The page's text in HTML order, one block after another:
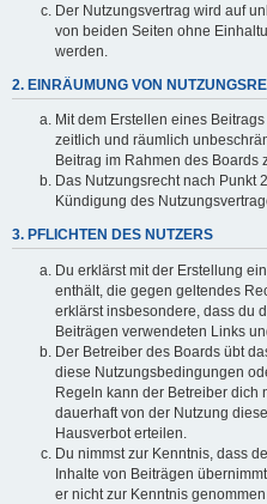
Der Nutzungsvertrag wird auf
von beiden Seiten ohne
werden.
2. EINRÄUMUNG VON
Mit dem Erstellen eines
zeitlich und räumlich
Beitrag im Rahmen des Boards
Das Nutzungsrecht nach Punkt
Kündigung des
3. PFLICHTEN DES NUTZERS
Du erklärst mit der Erstellung
enthält, die gegen geltendes
erklärst insbesondere, dass du
Beiträgen verwendeten Links
Der Betreiber des Boards übt
diese Nutzungsbedingungen
Regeln kann der Betreiber dich
dauerhaft von der Nutzung
Hausverbot erteilen.
Du nimmst zur Kenntnis, dass
Inhalte von Beiträgen
er nicht zur Kenntnis